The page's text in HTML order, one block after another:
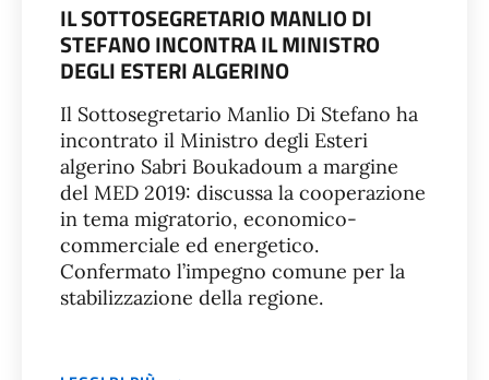
IL SOTTOSEGRETARIO MANLIO DI
STEFANO INCONTRA IL MINISTRO
DEGLI ESTERI ALGERINO
Il Sottosegretario Manlio Di Stefano ha
incontrato il Ministro degli Esteri
algerino Sabri Boukadoum a margine
del MED 2019: discussa la cooperazione
in tema migratorio, economico-
commerciale ed energetico.
Confermato l’impegno comune per la
stabilizzazione della regione.